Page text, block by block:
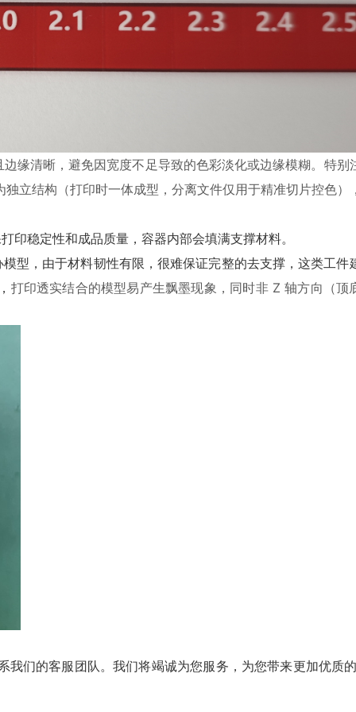
缘清晰，避免因宽度不足导致的色彩淡化或边缘模糊。特别
立结构（打印时一体成型，分离文件仅用于精准切片控色）
印稳定性和成品质量，容器内部会填满支撑材料。
型，由于材料韧性有限，很难保证完整的去支撑，这类工件
打印透实结合的模型易产生飘墨现象，同时非 Z 轴方向（顶
们的客服团队。我们将竭诚为您服务，为您带来更加优质